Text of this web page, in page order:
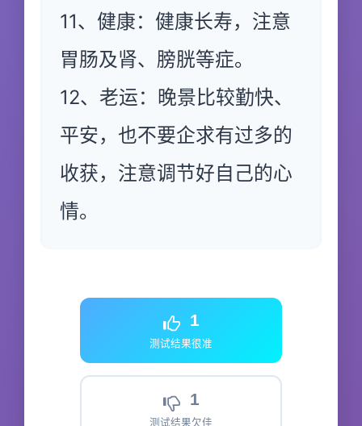
11、健康：健康长寿，注意
胃肠及肾、膀胱等症。
12、老运：晚景比较勤快、
平安，也不要企求有过多的
收获，注意调节好自己的心
情。
1
测试结果很准
1
测试结果欠佳